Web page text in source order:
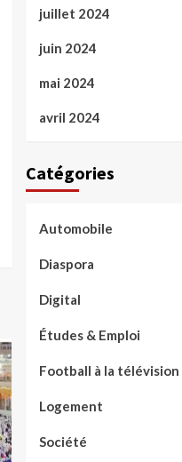
juillet 2024
juin 2024
mai 2024
avril 2024
Catégories
Automobile
Diaspora
Digital
Études & Emploi
Football à la télévision
Logement
Société